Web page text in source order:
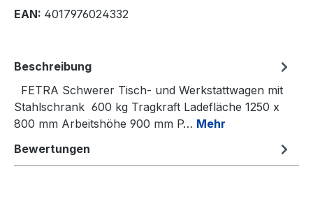
EAN: 4017976024332
Beschreibung
FETRA Schwerer Tisch- und Werkstattwagen mit
Stahlschrank 600 kg Tragkraft Ladefläche 1250 x
800 mm Arbeitshöhe 900 mm P… Mehr
Bewertungen